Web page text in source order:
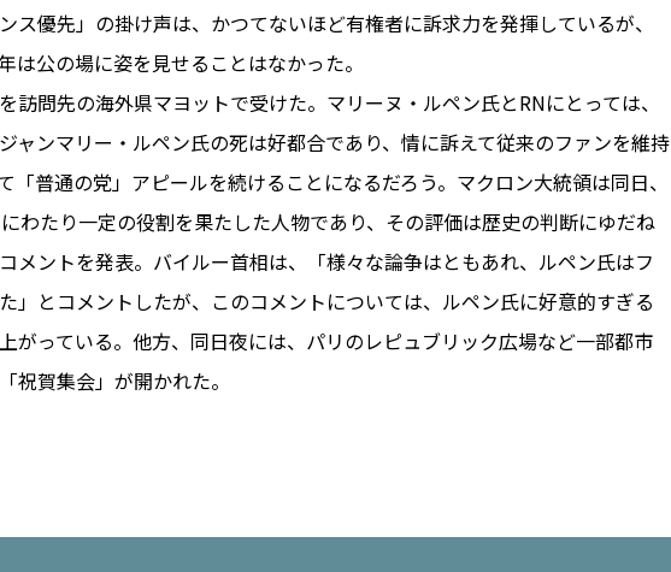
でかけ
#車生活
ス優先」の掛け声は、かつてないほど有権者に訴求力を発揮しているが、
は公の場に姿を見せることはなかった。
訪問先の海外県マヨットで受けた。マリーヌ・ルペン氏とRNにとっては、
ャンマリー・ルペン氏の死は好都合であり、情に訴えて従来のファンを維持
「普通の党」アピールを続けることになるだろう。マクロン大統領は同日、
わたり一定の役割を果たした人物であり、その評価は歴史の判断にゆだね
メントを発表。バイルー首相は、「様々な論争はともあれ、ルペン氏はフ
」とコメントしたが、このコメントについては、ルペン氏に好意的すぎる
がっている。他方、同日夜には、パリのレピュブリック広場など一部都市
祝賀集会」が開かれた。